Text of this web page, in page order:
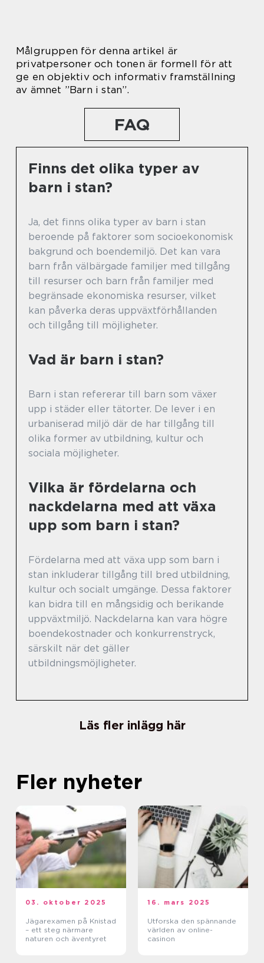
Målgruppen för denna artikel är
privatpersoner och tonen är formell för att
ge en objektiv och informativ framställning
av ämnet ”Barn i stan”.
FAQ
Finns det olika typer av
barn i stan?
Ja, det finns olika typer av barn i stan
beroende på faktorer som socioekonomisk
bakgrund och boendemiljö. Det kan vara
barn från välbärgade familjer med tillgång
till resurser och barn från familjer med
begränsade ekonomiska resurser, vilket
kan påverka deras uppväxtförhållanden
och tillgång till möjligheter.
Vad är barn i stan?
Barn i stan refererar till barn som växer
upp i städer eller tätorter. De lever i en
urbaniserad miljö där de har tillgång till
olika former av utbildning, kultur och
sociala möjligheter.
Vilka är fördelarna och
nackdelarna med att växa
upp som barn i stan?
Fördelarna med att växa upp som barn i
stan inkluderar tillgång till bred utbildning,
kultur och socialt umgänge. Dessa faktorer
kan bidra till en mångsidig och berikande
uppväxtmiljö. Nackdelarna kan vara högre
boendekostnader och konkurrenstryck,
särskilt när det gäller
utbildningsmöjligheter.
Läs fler inlägg här
Fler nyheter
03. oktober 2025
Jägarexamen på Knistad
– ett steg närmare
naturen och äventyret
16. mars 2025
Utforska den spännande
världen av online-
casinon